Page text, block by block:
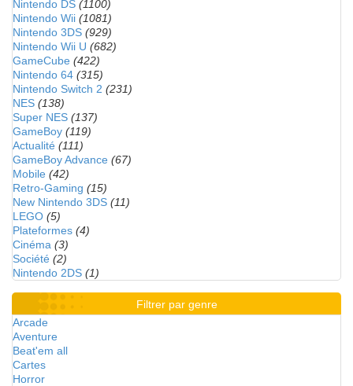
Nintendo DS (1100)
Nintendo Wii (1081)
Nintendo 3DS (929)
Nintendo Wii U (682)
GameCube (422)
Nintendo 64 (315)
Nintendo Switch 2 (231)
NES (138)
Super NES (137)
GameBoy (119)
Actualité (111)
GameBoy Advance (67)
Mobile (42)
Retro-Gaming (15)
New Nintendo 3DS (11)
LEGO (5)
Plateformes (4)
Cinéma (3)
Société (2)
Nintendo 2DS (1)
Filtrer par genre
Arcade
Aventure
Beat'em all
Cartes
Horror